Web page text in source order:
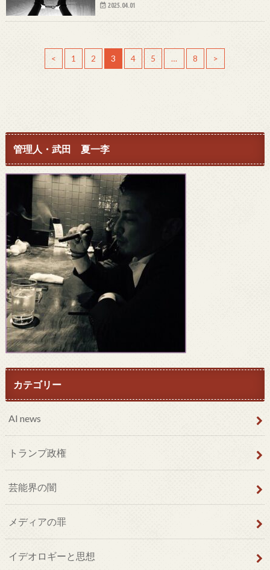
2025.04.01
< 1 2 3 4 5 … 8 >
管理人・武田 夏一李
カテゴリー
AI news
トランプ政権
芸能界の闇
メディアの罪
イデオロギーと思想